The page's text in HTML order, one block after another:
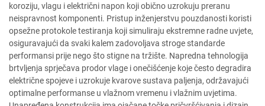
koroziju, vlagu i električni napon koji obično uzrokuju preranu
neispravnost komponenti. Pristup inženjerstvu pouzdanosti koristi
opsežne protokole testiranja koji simuliraju ekstremne radne uvjete,
osiguravajući da svaki kalem zadovoljava stroge standarde
performansi prije nego što stigne na tržište. Napredna tehnologija
brtvljenja sprječava prodor vlage i onečišćenje koje često degradira
električne spojeve i uzrokuje kvarove sustava paljenja, održavajući
optimalne performanse u vlažnom vremenu i vlažnim uvjetima.